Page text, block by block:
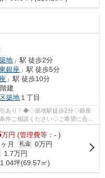
地 」駅 徒歩2分
銀座 」駅 徒歩5分
」駅 徒歩10分
建
築地 １丁目
あり！◆◇築地駅徒歩2分◇銀座
ご相談ください◇ご希望に合わ
問い合...
万円 (管理費等：- )
月 礼金 0万円
1.7万円
坪(69.57㎡)